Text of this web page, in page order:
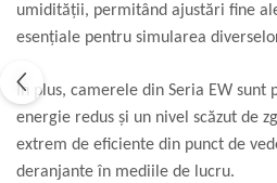
umidității, permitând ajustări fine
esențiale pentru simularea
În plus, camerele din Seria EW sunt
energie redus și un nivel scăzut de
extrem de eficiente din punct de
deranjante în mediile de lucru.